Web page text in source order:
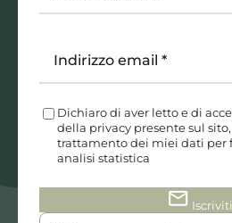
Indirizzo email *
Dichiaro di aver letto e di
della privacy presente sul
trattamento dei miei dati per
analisi statistica
mail Iscriviti